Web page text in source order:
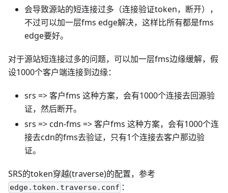
会导致源站的短连接过多（连接验证token，断开），
不过可以加一层fms edge解决，这样比所有都是fms
edge要好。
对于源站短连接过多的问题，可以加一层fms边缘缓解，假
设1000个客户端连接到边缘：
srs => 客户fms 这种方案，会有1000个连接去回源验
证，然后断开。
srs => cdn-fms => 客户fms 这种方案，会有1000个连
接去cdn的fms去验证，只有1个连接去客户那边验
证。
SRS的token穿越(traverse)的配置，参考
edge.token.traverse.conf ：